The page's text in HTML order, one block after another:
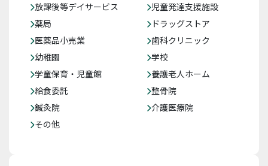
放課後等デイサービス
児童発達支援施設
薬局
ドラッグストア
医薬品小売業
歯科クリニック
幼稚園
学校
学童保育・児童館
養護老人ホーム
給食委託
整骨院
鍼灸院
介護医療院
その他